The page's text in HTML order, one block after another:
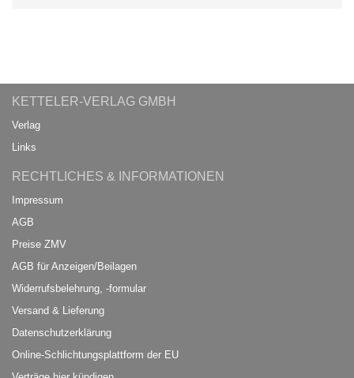
KETTELER-VERLAG GMBH
Verlag
Links
RECHTLICHES & INFORMATIONEN
Impressum
AGB
Preise ZMV
AGB für Anzeigen/Beilagen
Widerrufsbelehrung, -formular
Versand & Lieferung
Datenschutzerklärung
Online-Schlichtungsplattform der EU